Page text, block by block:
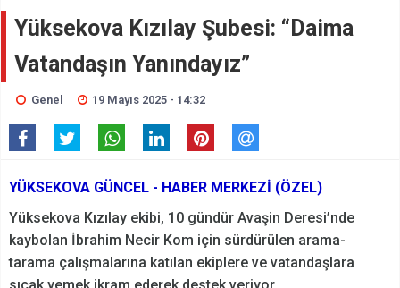
Yüksekova Kızılay Şubesi: “Daima
Vatandaşın Yanındayız”
Genel 19 Mayıs 2025 - 14:32
YÜKSEKOVA GÜNCEL - HABER MERKEZİ (ÖZEL)
Yüksekova Kızılay ekibi, 10 gündür Avaşin Deresi’nde
kaybolan İbrahim Necir Kom için sürdürülen arama-
tarama çalışmalarına katılan ekiplere ve vatandaşlara
sıcak yemek ikram ederek destek veriyor.